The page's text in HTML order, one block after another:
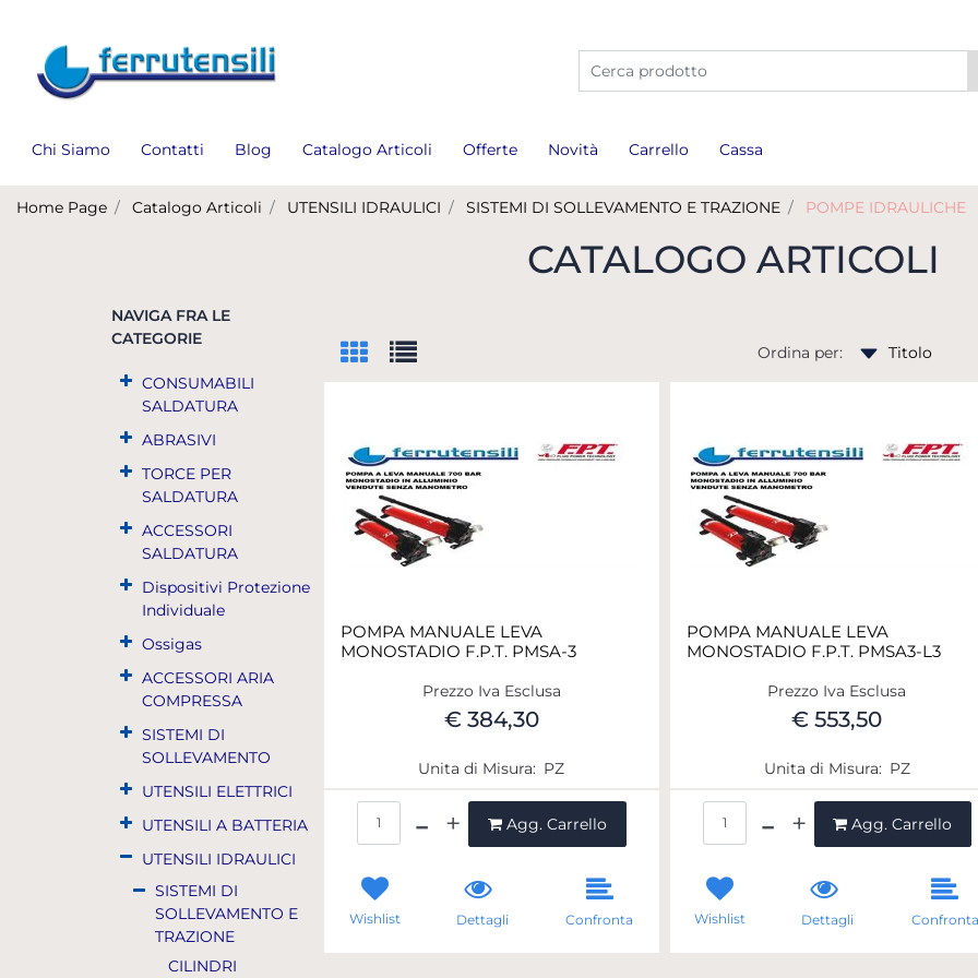
La modifica di un filtro aggiorna
Chi Siamo Contatti Blog Catalogo Articoli Offerte Novità Carrello Cassa
Home Page Catalogo Articoli UTENSILI IDRAULICI SISTEMI DI SOLLEVAMENTO E TRAZIONE POMPE IDRAULICHE
CATALOGO ARTICOLI
NAVIGA FRA LE
CATEGORIE
CONSUMABILI
SALDATURA
ABRASIVI
TORCE PER
SALDATURA
ACCESSORI
SALDATURA
Dispositivi Protezione
Individuale
Ossigas
ACCESSORI ARIA
COMPRESSA
SISTEMI DI
SOLLEVAMENTO
UTENSILI ELETTRICI
UTENSILI A BATTERIA
UTENSILI IDRAULICI
SISTEMI DI
SOLLEVAMENTO E
TRAZIONE
CILINDRI
Ordina per:
POMPA MANUALE LEVA
MONOSTADIO F.P.T. PMSA-3
Prezzo Iva Esclusa
€ 384,30
Unita di Misura: PZ
Agg. Carrello
Wishlist Dettagli Confronta
POMPA MANUALE LEVA
MONOSTADIO F.P.T. PMSA3-L3
Prezzo Iva Esclusa
€ 553,50
Unita di Misura: PZ
Agg. Carrello
Wishlist Dettagli Confronta